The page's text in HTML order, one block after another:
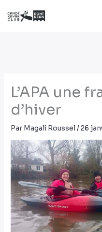
L’APA une
d’hiver
Par Magali Roussel /26